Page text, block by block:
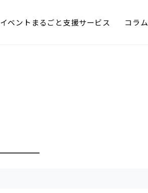
イベントまるごと支援サービス コラム